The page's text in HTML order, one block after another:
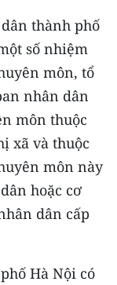
thành phố
số nhiệm
môn, tổ
nhân dân
môn thuộc
xã và thuộc
môn này
hoặc cơ
dân cấp
Hà Nội có